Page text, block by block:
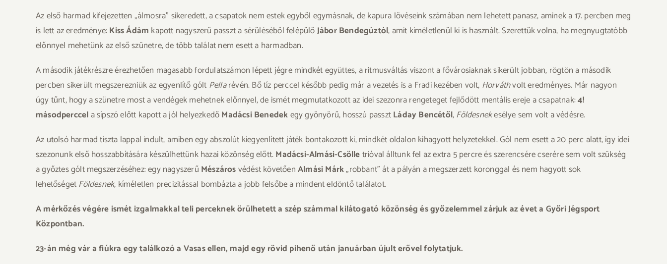
Az első harmad kifejezetten „álmosra” sikeredett, a csapatok nem estek egyből egymásnak, de kapura lövéseink számában nem lehetett panasz, aminek a 17. percben meg
is lett az eredménye:Kiss Ádám kapott nagyszerű passzt a sérüléséből felépülőJábor Bendegúztól, amit kíméletlenül ki is használt. Szerettük volna, ha megnyugtatóbb
előnnyel mehetünk az első szünetre, de több találat nem esett a harmadban.
A második játékrészre érezhetően magasabb fordulatszámon lépett jégre mindkét együttes, a ritmusváltás viszont a fővárosiaknak sikerült jobban, rögtön a második
percben sikerült megszerezniük az egyenlítő gólt Pellarévén. Bő tíz perccel később pedig már a vezetés is a Fradi kezében volt, Horváthvolt eredményes. Már nagyon
úgy tűnt, hogy a szünetre most a vendégek mehetnek előnnyel, de ismét megmutatkozott az idei szezonra rengeteget fejlődött mentális ereje a csapatnak:4!
másodperccel a sípszó előtt kapott a jól helyezkedőMadácsi Benedekegy gyönyörű, hosszú passztLáday Bencétől,Földesnekesélye sem volt a védésre.
Az utolsó harmad tiszta lappal indult, amiben egy abszolút kiegyenlített játék bontakozott ki, mindkét oldalon kihagyott helyzetekkel. Gól nem esett a 20 perc alatt, így idei
szezonunk első hosszabbítására készülhettünk hazai közönség előtt.Madácsi-Almási-Csölletrióval álltunk fel az extra 5 percre és szerencsére cserére sem volt szükség
a győztes gólt megszerzéséhez: egy nagyszerű Mészárosvédést követőenAlmási Márk„robbant” át a pályán a megszerzett koronggal és nem hagyott sok
lehetőségetFöldesnek, kíméletlen precizitással bombázta a jobb felsőbe a mindent eldöntő találatot.
A mérkőzés végére ismét izgalmakkal teli perceknek örülhetett a szép számmal kilátogató közönség és győzelemmel zárjuk az évet a Győri Jégsport
Központban.
23-án még vár a fiúkra egy találkozó a Vasas ellen, majd egy rövid pihenő után januárban újult erővel folytatjuk.